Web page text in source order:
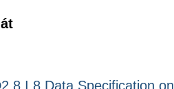
Data Specification